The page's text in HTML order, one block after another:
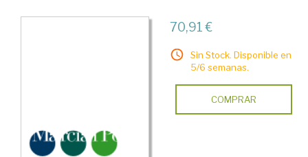
70,91 €
Sin Stock. Disponible en
5/6 semanas.
COMPRAR